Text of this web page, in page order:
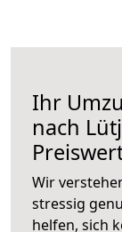
Ihr
nach
Wir
stressig
helfen, sich